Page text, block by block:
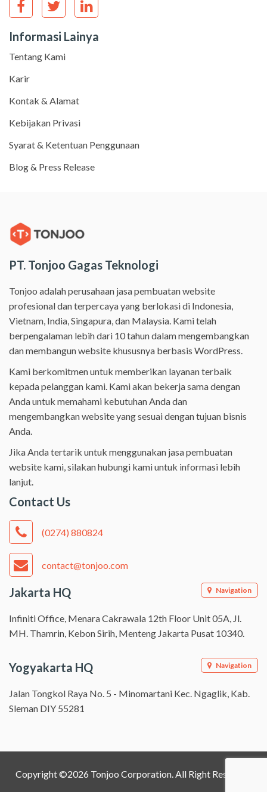
Informasi Lainya
Tentang Kami
Karir
Kontak & Alamat
Kebijakan Privasi
Syarat & Ketentuan Penggunaan
Blog & Press Release
PT. Tonjoo Gagas Teknologi
Tonjoo adalah perusahaan jasa pembuatan website
profesional dan terpercaya yang berlokasi di Indonesia,
Vietnam, India, Singapura, dan Malaysia. Kami telah
berpengalaman lebih dari 10 tahun dalam mengembangkan
dan membangun website khususnya berbasis WordPress.
Kami berkomitmen untuk memberikan layanan terbaik
kepada pelanggan kami. Kami akan bekerja sama dengan
Anda untuk memahami kebutuhan Anda dan
mengembangkan website yang sesuai dengan tujuan bisnis
Anda.
Jika Anda tertarik untuk menggunakan jasa pembuatan
website kami, silakan hubungi kami untuk informasi lebih
lanjut.
Contact Us
(0274) 880824
contact@tonjoo.com
Jakarta HQ Navigation
Infiniti Office, Menara Cakrawala 12th Floor Unit 05A, Jl.
MH. Thamrin, Kebon Sirih, Menteng Jakarta Pusat 10340.
Yogyakarta HQ Navigation
Jalan Tongkol Raya No. 5 - Minomartani Kec. Ngaglik, Kab.
Sleman DIY 55281
Copyright ©2026 Tonjoo Corporation. All Right Reserved.